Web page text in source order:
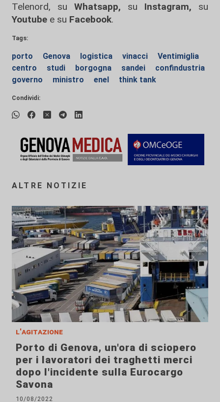
Telenord, su
Whatsapp, su Instagram, su
Youtube e su Facebook.
Tags:
porto Genova logistica vinacci
Ventimiglia
centro
studi borgogna sandei
confindustria
governo
ministro enel think tank
Condividi:
ALTRE NOTIZIE
l'agitazione
Porto di Genova, un'ora di sciopero
per i lavoratori dei traghetti merci
dopo l'incidente sulla Eurocargo
Savona
10/08/2022